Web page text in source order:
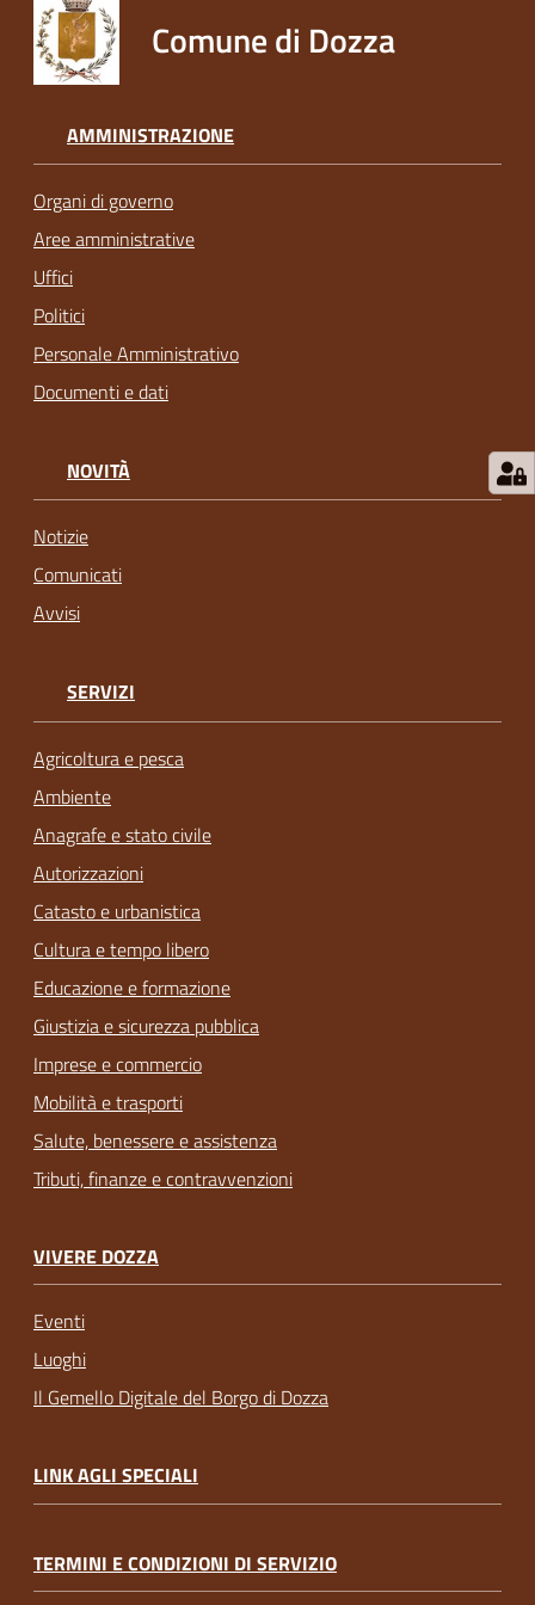
Comune di Dozza
AMMINISTRAZIONE
Organi di governo
Aree amministrative
Uffici
Politici
Personale Amministrativo
Documenti e dati
NOVITÀ
Notizie
Comunicati
Avvisi
SERVIZI
Agricoltura e pesca
Ambiente
Anagrafe e stato civile
Autorizzazioni
Catasto e urbanistica
Cultura e tempo libero
Educazione e formazione
Giustizia e sicurezza pubblica
Imprese e commercio
Mobilità e trasporti
Salute, benessere e assistenza
Tributi, finanze e contravvenzioni
VIVERE DOZZA
Eventi
Luoghi
Il Gemello Digitale del Borgo di Dozza
LINK AGLI SPECIALI
TERMINI E CONDIZIONI DI SERVIZIO